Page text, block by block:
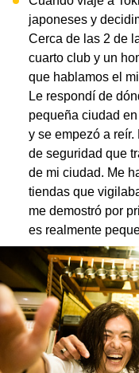
japoneses y
Cerca de las 2 de
cuarto club y un
que hablamos el
Le respondí de
pequeña ciudad
y se empezó a
de seguridad que
de mi ciudad. Me
tiendas que
me demostró por
es realmente